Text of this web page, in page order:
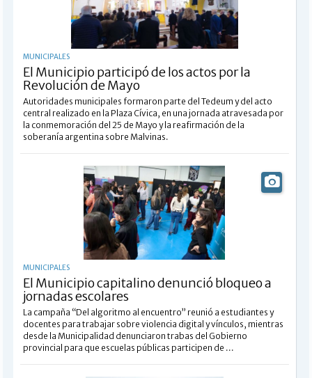
MUNICIPALES
El Municipio participó de los actos por la
Revolución de Mayo
Autoridades municipales formaron parte del Tedeum y del acto
central realizado en la Plaza Cívica, en una jornada atravesada por
la conmemoración del 25 de Mayo y la reafirmación de la
soberanía argentina sobre Malvinas.
MUNICIPALES
El Municipio capitalino denunció bloqueo a
jornadas escolares
La campaña “Del algoritmo al encuentro” reunió a estudiantes y
docentes para trabajar sobre violencia digital y vínculos, mientras
desde la Municipalidad denunciaron trabas del Gobierno
provincial para que escuelas públicas participen de ...